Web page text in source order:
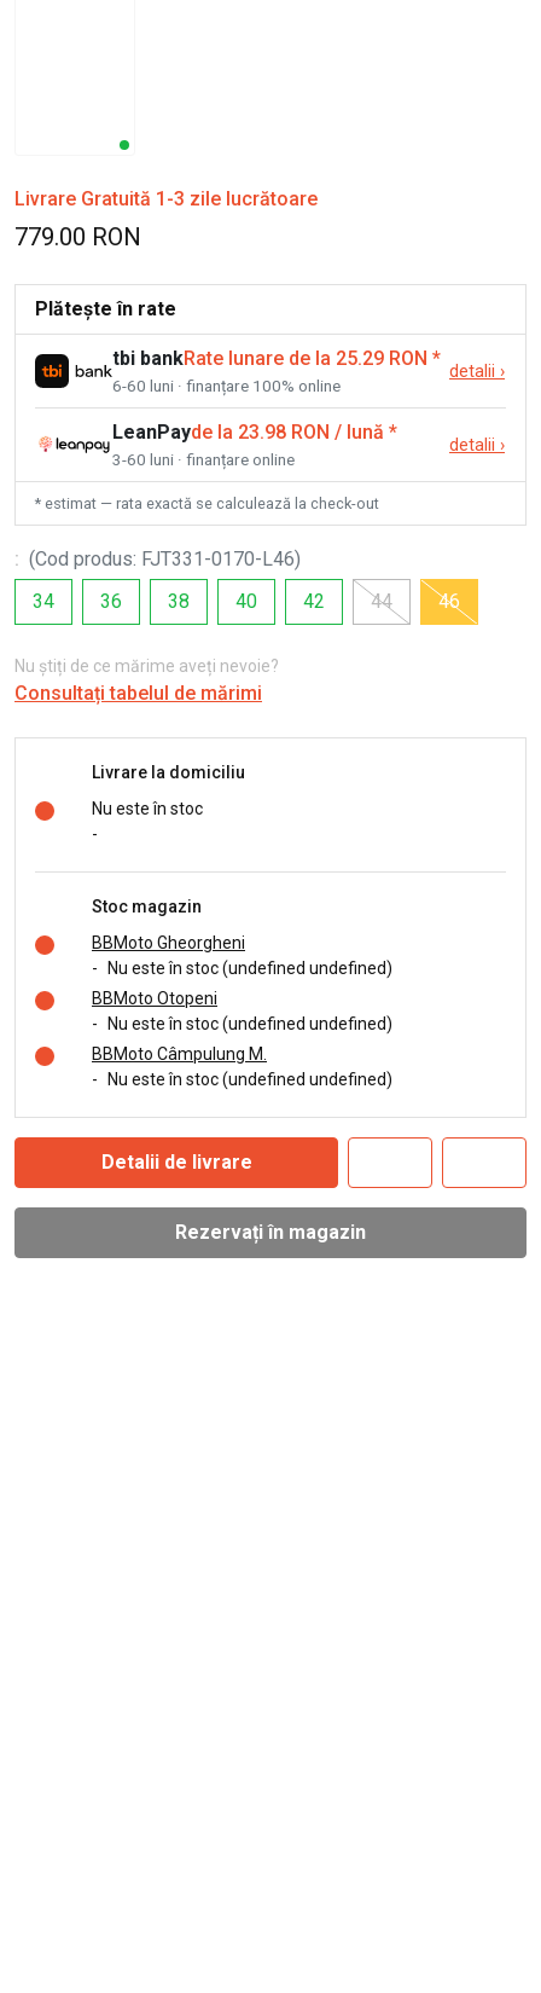
Livrare Gratuită 1-3 zile lucrătoare
779.00 RON
Plătește în rate
tbi bankRate lunare de la 25.29 RON *
6-60 luni · finanțare 100% online
detalii ›
LeanPayde la 23.98 RON / lună *
3-60 luni · finanțare online
detalii ›
* estimat — rata exactă se calculează la check-out
: (Cod produs: FJT331-0170-L46)
34
36 38 40 42 44 46
Nu știți de ce mărime aveți nevoie?
Consultați tabelul de mărimi
Livrare la domiciliu
Nu este în stoc
-
Stoc magazin
BBMoto Gheorgheni
-
Nu este în stoc (undefined undefined)
BBMoto Otopeni
-
Nu este în stoc (undefined undefined)
BBMoto Câmpulung M.
-
Nu este în stoc (undefined undefined)
Detalii de livrare
Rezervați în magazin